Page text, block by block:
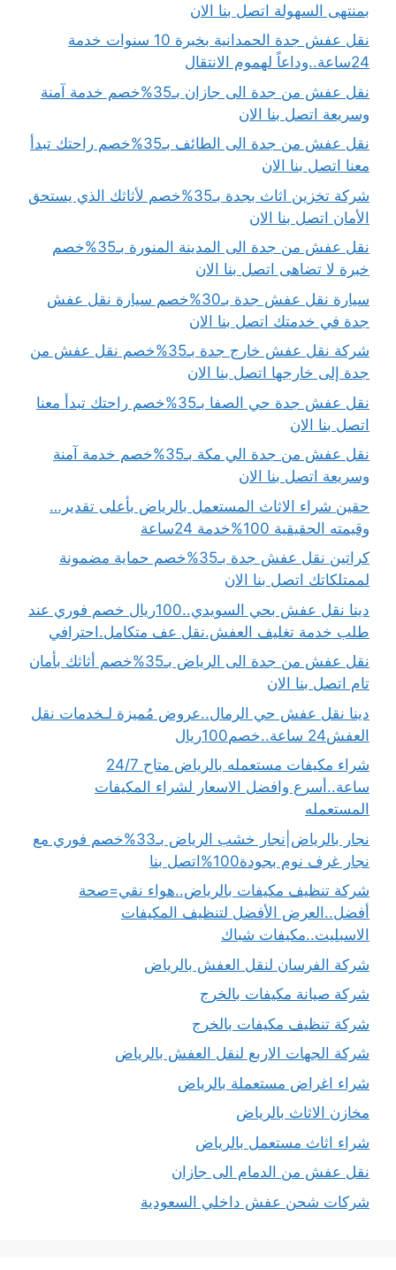
بمنتهى السهولة اتصل بنا الان
نقل عفش جدة الحمدانية بخبرة 10 سنوات خدمة
24ساعة..وداعاً لهموم الانتقال
نقل عفش من جدة الى جازان بـ35%خصم خدمة آمنة
وسريعة اتصل بنا الان
نقل عفش من جدة الى الطائف بـ35%خصم راحتك تبدأ
معنا اتصل بنا الان
شركة تخزين اثاث بجدة بـ35%خصم لأثاثك الذي يستحق
الأمان اتصل بنا الان
نقل عفش من جدة الى المدينة المنورة بـ35%خصم
خبرة لا تضاهى اتصل بنا الان
سيارة نقل عفش جدة بـ30%خصم سيارة نقل عفش
جدة في خدمتك اتصل بنا الان
شركة نقل عفش خارج جدة بـ35%خصم نقل عفش من
جدة إلى خارجها اتصل بنا الان
نقل عفش جدة حي الصفا بـ35%خصم راحتك تبدأ معنا
اتصل بنا الان
نقل عفش من جدة الي مكة بـ35%خصم خدمة آمنة
وسريعة اتصل بنا الان
حقين شراء الاثاث المستعمل بالرياض بأعلى تقدير…
وقيمته الحقيقية 100%خدمة 24ساعة
كراتين نقل عفش جدة بـ35%خصم حماية مضمونة
لممتلكاتك اتصل بنا الان
دينا نقل عفش بحي السويدي..100ريال خصم فوري عند
طلب خدمة تغليف العفش.نقل عف متكامل.احترافي
نقل عفش من جدة الى الرياض بـ35%خصم أثاثك بأمان
تام اتصل بنا الان
دينا نقل عفش حي الرمال..عروض مُميزة لـخدمات نقل
العفش24 ساعة..خصم100ريال
شراء مكيفات مستعمله بالرياض متاح 24/7
ساعة..أسرع وافضل الاسعار لشراء المكيفات
المستعمله
نجار بالرياض|نجار خشب الرياض بـ33%خصم فوري مع
نجار غرف نوم بجودة100%اتصل بنا
شركة تنظيف مكيفات بالرياض..هواء نقي=صحة
أفضل..العرض الأفضل لتنظيف المكيفات
الاسبليت..مكيفات شباك
شركة الفرسان لنقل العفش بالرياض
شركة صيانة مكيفات بالخرج
شركة تنظيف مكيفات بالخرج
شركة الجهات الاربع لنقل العفش بالرياض
شراء اغراض مستعملة بالرياض
مخازن الاثاث بالرياض
شراء اثاث مستعمل بالرياض
نقل عفش من الدمام الى جازان
شركات شحن عفش داخلي السعودية